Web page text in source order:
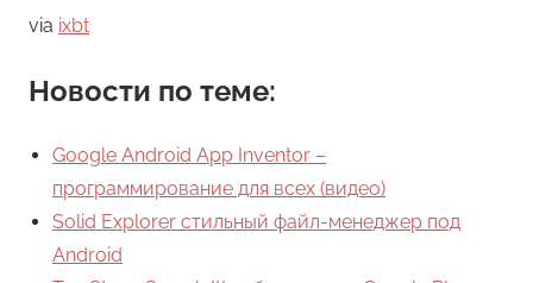
via ixbt
Новости по теме:
Google Android App Inventor –
программирование для всех (видео)
Solid Explorer стильный файл-менеджер под
Android